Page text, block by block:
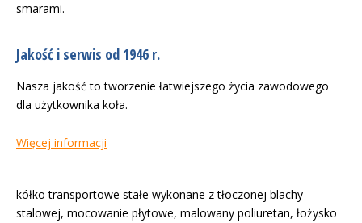
smarami.
Jakość i serwis od 1946 r.
Nasza jakość to tworzenie łatwiejszego życia zawodowego
dla użytkownika koła.
Więcej informacji
kółko transportowe stałe wykonane z tłoczonej blachy
stalowej, mocowanie płytowe, malowany poliuretan, łożysko